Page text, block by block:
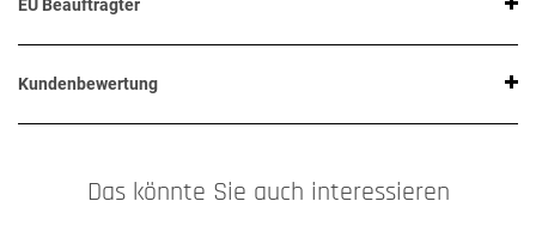
EU Beauftragter
Kundenbewertung
Das könnte Sie auch interessieren